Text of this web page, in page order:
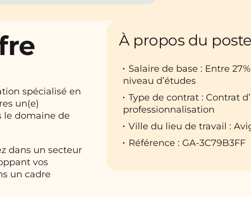
spécialisé en
un(e)
le domaine de
dans un secteur
vos
un cadre
À propos du poste
Salaire de base : Entre
niveau d’études
Type de contrat : Contrat
professionnalisation
Ville du lieu de travail :
Référence : GA-3C79B3FF